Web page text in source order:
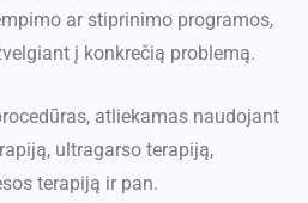
ar stiprinimo programos,
į konkrečią problemą.
atliekamas naudojant
ultragarso terapiją,
terapiją ir pan.